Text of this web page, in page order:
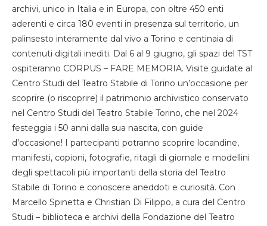
archivi, unico in Italia e in Europa, con oltre 450 enti
aderenti e circa 180 eventi in presenza sul territorio, un
palinsesto interamente dal vivo a Torino e centinaia di
contenuti digitali inediti. Dal 6 al 9 giugno, gli spazi del TST
ospiteranno CORPUS – FARE MEMORIA. Visite guidate al
Centro Studi del Teatro Stabile di Torino un’occasione per
scoprire (o riscoprire) il patrimonio archivistico conservato
nel Centro Studi del Teatro Stabile Torino, che nel 2024
festeggia i 50 anni dalla sua nascita, con guide
d’occasione! I partecipanti potranno scoprire locandine,
manifesti, copioni, fotografie, ritagli di giornale e modellini
degli spettacoli più importanti della storia del Teatro
Stabile di Torino e conoscere aneddoti e curiosità. Con
Marcello Spinetta e Christian Di Filippo, a cura del Centro
Studi – biblioteca e archivi della Fondazione del Teatro